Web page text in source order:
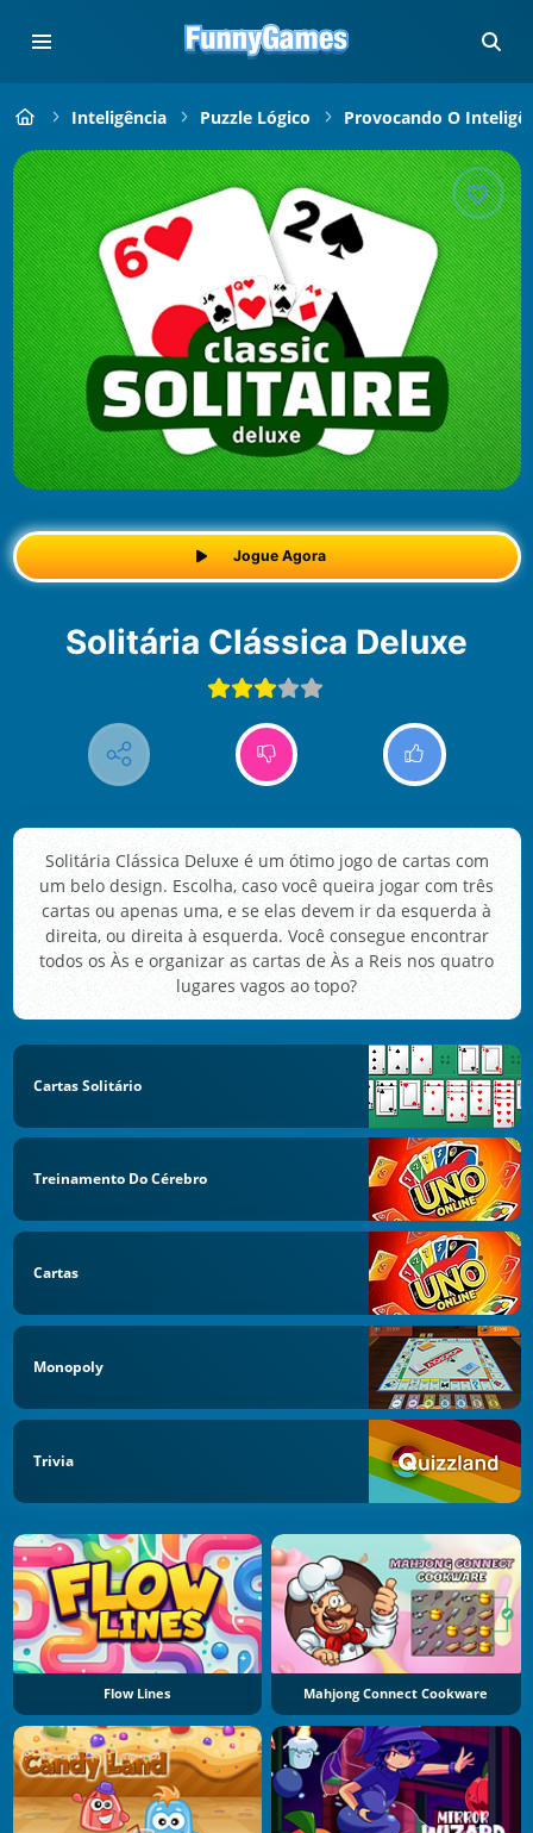
Inteligência Puzzle Lógico Provocando O
Jogue Agora
Solitária Clássica Deluxe
Solitária Clássica Deluxe é um ótimo jogo de cartas com
um belo design. Escolha, caso você queira jogar com três
cartas ou apenas uma, e se elas devem ir da esquerda à
direita, ou direita à esquerda. Você consegue encontrar
todos os Às e organizar as cartas de Às a Reis nos quatro
lugares vagos ao topo?
Cartas Solitário
Treinamento Do Cérebro
Cartas
Monopoly
Trivia
Flow Lines Mahjong Connect Cookware